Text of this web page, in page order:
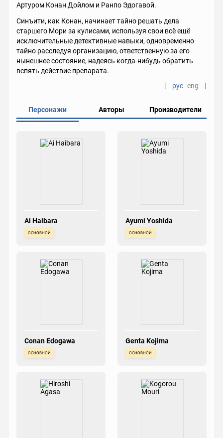
Артуром Конан Дойлом и Ранпо Эдогавой.
Синъити, как Конан, начинает тайно решать дела
старшего Мори за кулисами, используя свои всё ещё
исключительные детективные навыки, одновременно
тайно расследуя организацию, ответственную за его
нынешнее состояние, надеясь когда-нибудь обратить
вспять действие препарата.
[
рус eng ]
Персонажи Авторы Производители
Ai Haibara
основной
Ayumi Yoshida
основной
Conan Edogawa
основной
Genta Kojima
основной